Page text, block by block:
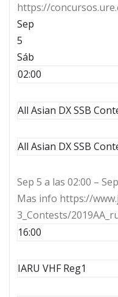
https://
Sep
5
Sáb
02:00
All Asian DX SSB
All Asian DX SSB
Sep 5 a las 02:00 –
Mas info https://
3_Contests/
16:00
IARU VHF Reg1